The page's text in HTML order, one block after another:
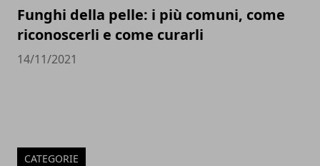
Funghi della pelle: i più comuni, come
riconoscerli e come curarli
14/11/2021
CATEGORIE